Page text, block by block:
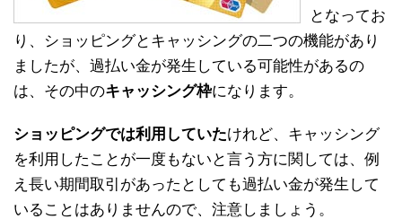
となってお
り、ショッピングとキャッシングの二つの機能があり
ましたが、過払い金が発生している可能性があるの
は、その中のキャッシング枠になります。
ショッピングでは利用していたけれど、キャッシング
を利用したことが一度もないと言う方に関しては、例
え長い期間取引があったとしても過払い金が発生して
いることはありませんので、注意しましょう。